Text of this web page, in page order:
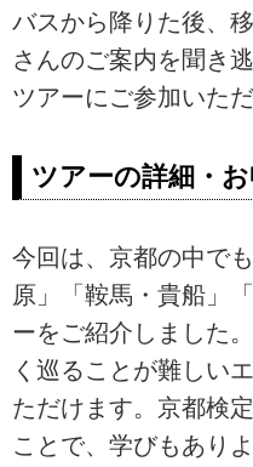
バスから降りた後、
さんのご案内を聞き
ツアーにご参加いた
ツアーの詳細・
今回は、京都の中で
原」「鞍馬・貴船」
ーをご紹介しました
く巡ることが難しい
ただけます。京都検
ことで、学びもあり